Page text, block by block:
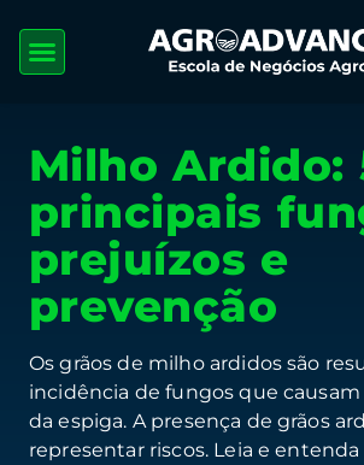
Milho Ardido:
principais
prejuízos e
prevenção
Os grãos de milho ardidos são
incidência de fungos que
da espiga. A presença de grãos
representar riscos. Leia e entenda